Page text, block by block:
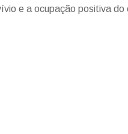
e a ocupação positiva do